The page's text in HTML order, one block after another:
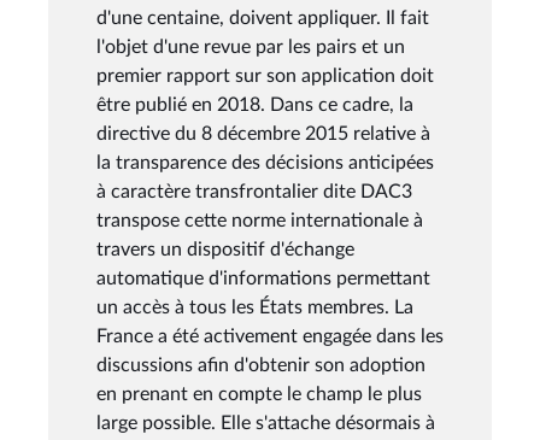
d'une centaine, doivent appliquer. Il fait
l'objet d'une revue par les pairs et un
premier rapport sur son application doit
être publié en 2018. Dans ce cadre, la
directive du 8 décembre 2015 relative à
la transparence des décisions anticipées
à caractère transfrontalier dite DAC3
transpose cette norme internationale à
travers un dispositif d'échange
automatique d'informations permettant
un accès à tous les États membres. La
France a été activement engagée dans les
discussions afin d'obtenir son adoption
en prenant en compte le champ le plus
large possible. Elle s'attache désormais à